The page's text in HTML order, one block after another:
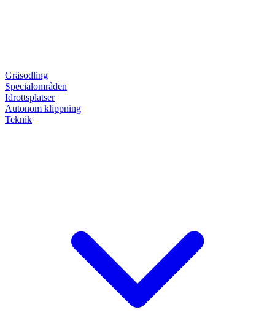
Gräsodling
Specialområden
Idrottsplatser
Autonom klippning
Teknik